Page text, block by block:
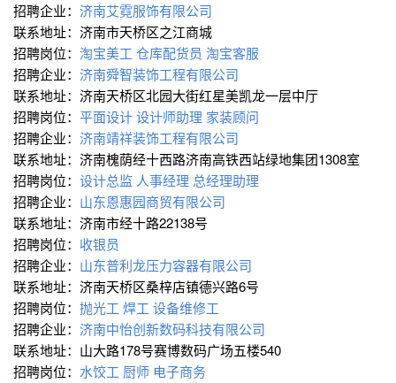
招聘企业： 济南艾霓服饰有限公司
联系地址：济南市天桥区之江商城
招聘岗位： 淘宝美工 仓库配货员 淘宝客服
招聘企业： 济南舜智装饰工程有限公司
联系地址：济南天桥区北园大街红星美凯龙一层中厅
招聘岗位： 平面设计设计师助理 家装顾问
招聘企业： 济南靖祥装饰工程有限公司
联系地址：济南槐荫经十西路济南高铁西站绿地集团1308室
招聘岗位： 设计总监 人事经理 总经理助理
招聘企业： 山东恩惠园商贸有限公司
联系地址：济南市经十路22138号
招聘岗位： 收银员
招聘企业： 山东普利龙压力容器有限公司
联系地址：济南天桥区桑梓店镇德兴路6号
招聘岗位： 抛光工 焊工 设备维修工
招聘企业： 济南中怡创新数码科技有限公司
联系地址：山大路178号赛博数码广场五楼540
招聘岗位： 水饺工 厨师 电子商务